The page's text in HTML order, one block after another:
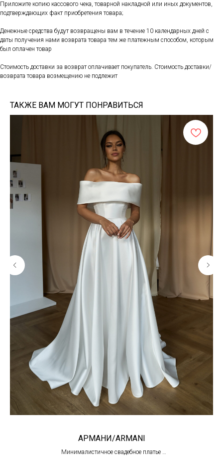
Приложите копию кассового чека, товарной накладной или иных документов,
подтверждающих факт приобретения товара;
Денежные средства будут возвращены вам в течение 10 календарных дней с
даты получения нами возврата товара тем же платежным способом, которым
был оплачен товар
Стоимость доставки за возврат оплачивает покупатель. Стоимость доставки/
возврата товара возмещению не подлежит
ТАКЖЕ ВАМ МОГУТ ПОНРАВИТЬСЯ
АРМАНИ/ARMANI
Минималистичное свадебное платье